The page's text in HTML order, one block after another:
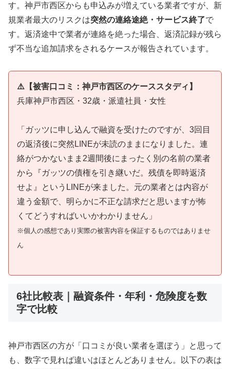
す。神戸市西区からも申込みが増えている業者ですが、新
規業者最大のリスクは突然の連絡途絶・サービス終了で
す。返済途中で業者が連絡を絶った場合、返済記録が残ら
ず不当な追加請求をされるケースが報告されています。
⚠️【被害口コミ：神戸市西区のケーススタディ】
兵庫神戸市西区・32歳・派遣社員・女性
「ガッツに申し込んで融資を受けたのですが、3回目
の返済後に突然LINEが未読のままになりました。連
絡がつかないまま2週間後にまったく別の名前の業者
から『ガッツの債権を引き継いだ。残債を即時返済
せよ』というLINEが来ました。元の業者とは内容が
違う金額で、明らかに不正な請求だと思いますが怖
くてどうすればいいかわかりません」
※個人の感想であり実際の被害内容を保証するものではありませ
ん
6社比較表｜融資条件・年利・危険度を数
字で比較
神戸市西区の方が「口コミが良い業者を選ぼう」と思って
も、数字で見れば違いはほとんどありません。以下の表は